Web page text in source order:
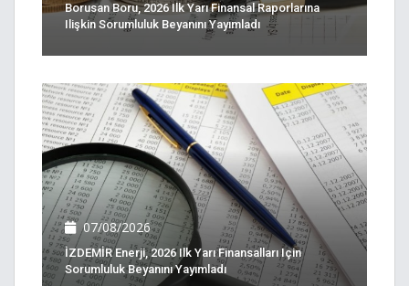
Borusan Boru, 2026 Ilk Yarı Finansal Raporlarına
Ilişkin Sorumluluk Beyanını Yayımladı
07/08/2026
İZDEMİR Enerji, 2026 Ilk Yarı Finansalları Için
Sorumluluk Beyanını Yayımladı